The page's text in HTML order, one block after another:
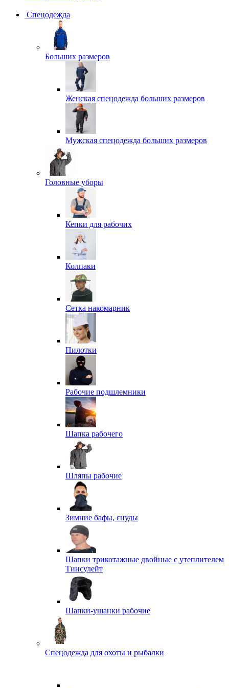
Спецодежда
Больших размеров
Женская спецодежда больших размеров
Мужская спецодежда больших размеров
Головные уборы
Кепки для рабочих
Колпаки
Сетка накомарник
Пилотки
Рабочие подшлемники
Шапка рабочего
Шляпы рабочие
Зимние бафы, снуды
Шапки трикотажные двойные с утеплителем
Тинсулейт
Шапки-ушанки рабочие
Спецодежда для охоты и рыбалки